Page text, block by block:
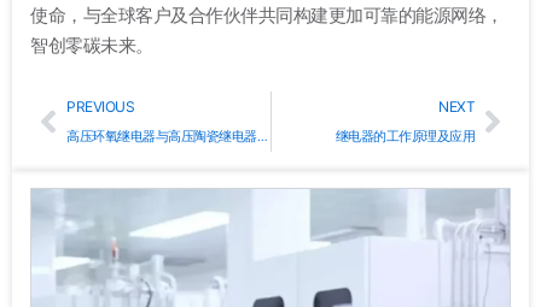
使命，与全球客户及合作伙伴共同构建更加可靠的能源网络，
智创零碳未来。
Prev
PREVIOUS
高压环氧继电器与高压陶瓷继电器在充电桩中的应用差异探析
NEXT
继电器的工作原理及应用